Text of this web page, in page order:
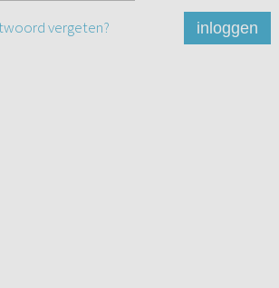
vergeten? inloggen